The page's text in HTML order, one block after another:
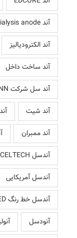
آند round dialysis anode
آند الکترودیالیز
آند ساخت داخل
آند سل شرکت EISENMANN
آند شیت
آند ممبران
آندسل CELTECH
آندسل آمریکایی
آندسل خط رنگ ED
آنودسل